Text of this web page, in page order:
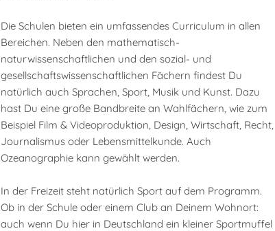
Die Schulen bieten ein umfassendes Curriculum in allen
Bereichen. Neben den mathematisch-
naturwissenschaftlichen und den sozial- und
gesellschaftswissenschaftlichen Fächern findest Du
natürlich auch Sprachen, Sport, Musik und Kunst. Dazu
hast Du eine große Bandbreite an Wahlfächern, wie zum
Beispiel Film & Videoproduktion, Design, Wirtschaft, Recht,
Journalismus oder Lebensmittelkunde. Auch
Ozeanographie kann gewählt werden.
In der Freizeit steht natürlich Sport auf dem Programm.
Ob in der Schule oder einem Club an Deinem Wohnort:
auch wenn Du hier in Deutschland ein kleiner Sportmuffel